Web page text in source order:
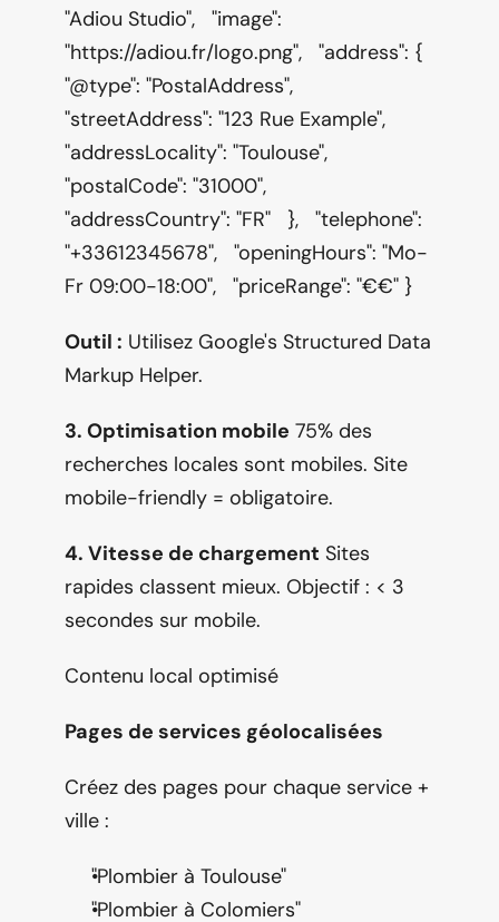
"Adiou Studio",   "image":
"https://adiou.fr/logo.png",   "address": {
"@type": "PostalAddress",
"streetAddress": "123 Rue Example",
"addressLocality": "Toulouse",
"postalCode": "31000",
"addressCountry": "FR"   },   "telephone":
"+33612345678",   "openingHours": "Mo-
Fr 09:00-18:00",   "priceRange": "€€" }
Outil : Utilisez Google's Structured Data
Markup Helper.
3. Optimisation mobile 75% des
recherches locales sont mobiles. Site
mobile-friendly = obligatoire.
4. Vitesse de chargement Sites
rapides classent mieux. Objectif : < 3
secondes sur mobile.
Contenu local optimisé
Pages de services géolocalisées
Créez des pages pour chaque service +
ville :
"Plombier à Toulouse"
"Plombier à Colomiers"